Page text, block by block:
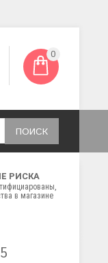
0
ПОИСК
РИСКА
в магазине